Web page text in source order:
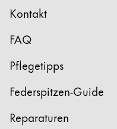
Kontakt
FAQ
Pflegetipps
Federspitzen-Guide
Reparaturen